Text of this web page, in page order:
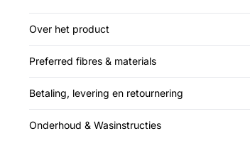
Over het product
Preferred fibres & materials
Betaling, levering en retournering
Onderhoud & Wasinstructies